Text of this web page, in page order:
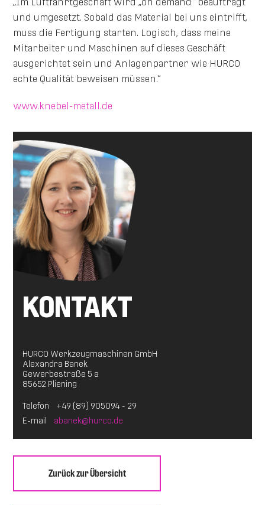
und umgesetzt. Sobald das Material bei uns eintrifft,
muss die Fertigung starten. Logisch, dass meine
Mitarbeiter und Maschinen auf dieses Geschäft
ausgerichtet sein und Anlagenpartner wie HURCO
echte Qualität beweisen müssen.“
www.knebel-metall.de
KONTAKT
HURCO Werkzeugmaschinen GmbH
Alexandra Banek
Gewerbestraße 5 a
85652 Pliening
Telefon
+49 (89) 905094 - 29
E-mail
abanek@hurco.de
Zurück zur Übersicht